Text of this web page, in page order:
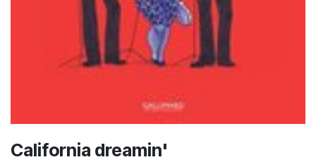
California dreamin'